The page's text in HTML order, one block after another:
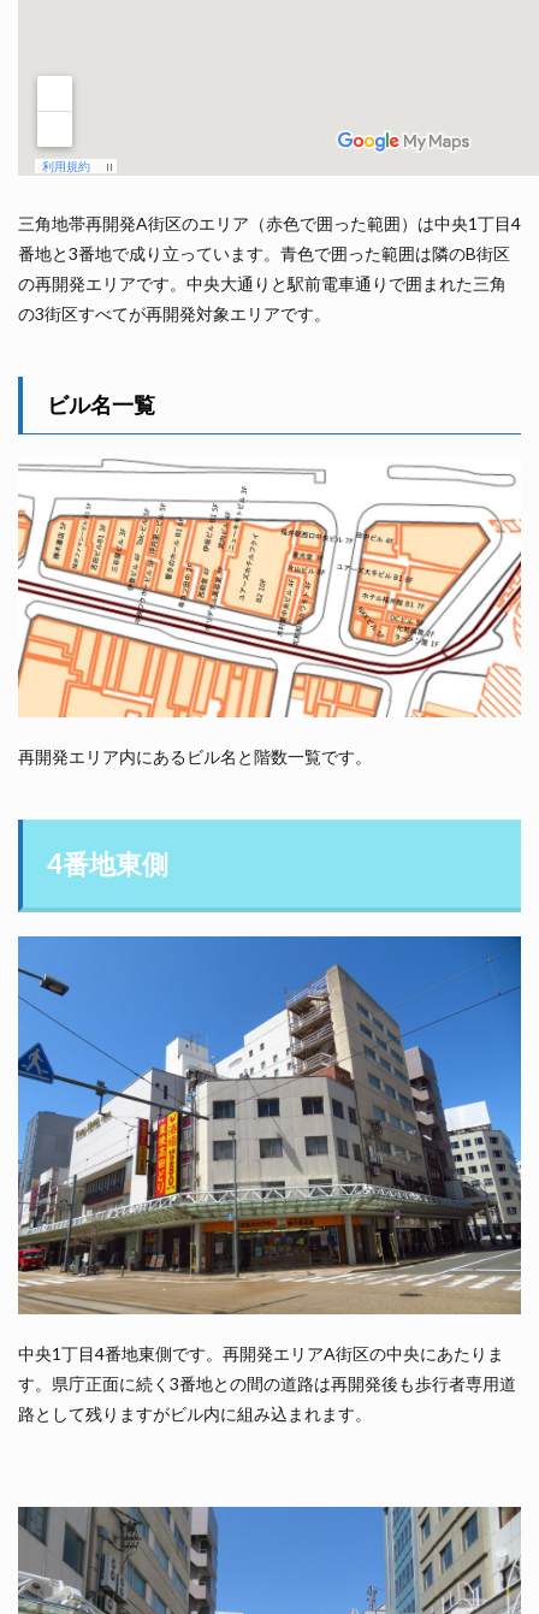
三角地帯再開発A街区のエリア（赤色で囲った範囲）は中央1丁目4
番地と3番地で成り立っています。青色で囲った範囲は隣のB街区
の再開発エリアです。中央大通りと駅前電車通りで囲まれた三角
の3街区すべてが再開発対象エリアです。
ビル名一覧
再開発エリア内にあるビル名と階数一覧です。
4番地東側
中央1丁目4番地東側です。再開発エリアA街区の中央にあたりま
す。県庁正面に続く3番地との間の道路は再開発後も歩行者専用道
路として残りますがビル内に組み込まれます。